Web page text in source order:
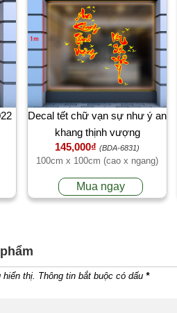
Decal tết chữ vạn sự như ý an
khang thịnh vượng
145,000₫ (BDA-6831)
100cm x 100cm (cao x ngang)
Mua ngay
thị. Thông tin bắt buộc có dấu *